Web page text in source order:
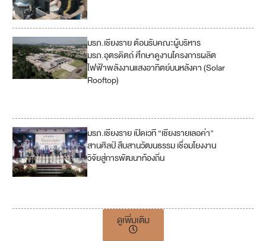
มรภ.เชียงราย ต้อนรับคณะผู้บริหาร
มรภ.อุตรดิตถ์ ศึกษาดูงานโครงการผลิต
ไฟฟ้าพลังงานแสงอาทิตย์บนหลังคา (Solar
Rooftop)
มรภ.เชียงราย เปิดเวที “เชียงรายเลอค่า”
สานศิลป์ สืบสานวัฒนธรรม เชื่อมโยงงาน
วิจัยสู่การพัฒนาท้องถิ่น
ดูเพิ่มเติม